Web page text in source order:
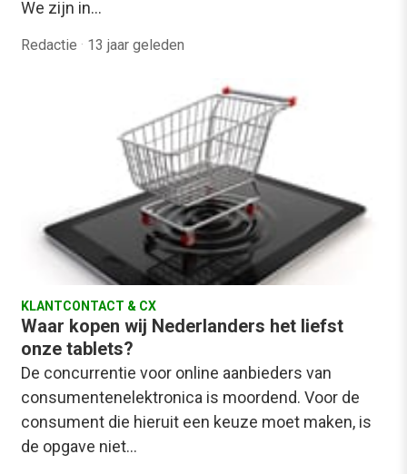
We zijn in…
Redactie · 13 jaar geleden
KLANTCONTACT & CX
Waar kopen wij Nederlanders het liefst
onze tablets?
De concurrentie voor online aanbieders van
consumentenelektronica is moordend. Voor de
consument die hieruit een keuze moet maken, is
de opgave niet…